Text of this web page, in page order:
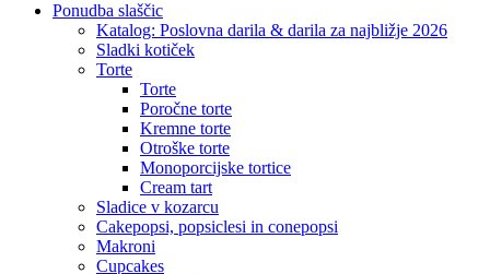
Ponudba slaščic
Katalog: Poslovna darila & darila za najbližje 2026
Sladki kotiček
Torte
Torte
Poročne torte
Kremne torte
Otroške torte
Monoporcijske tortice
Cream tart
Sladice v kozarcu
Cakepopsi, popsiclesi in conepopsi
Makroni
Cupcakes